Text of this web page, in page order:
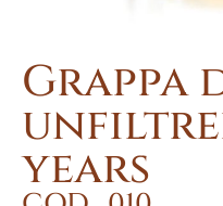
Grappa
years